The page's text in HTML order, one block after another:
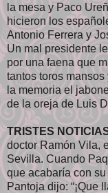
la mesa y Paco
hicieron los
Antonio Ferrera y
Un mal presidente
por una faena que
tantos toros
la memoria el
de la oreja de Luis
TRISTES
doctor Ramón Vila,
Sevilla. Cuando
que acabaría con
Pantoja dijo: “¡Que